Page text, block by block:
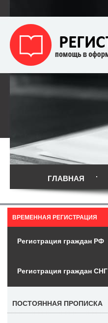
ГЛАВНАЯ
ВРЕМЕННАЯ РЕГИСТРАЦИЯ
Регистрация граждан РФ
Регистрация граждан СНГ
ПОСТОЯННАЯ ПРОПИСКА